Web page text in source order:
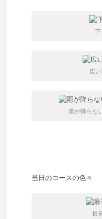
下
広い
雨が降らな
当日のコースの色々
最